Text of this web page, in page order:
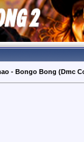
- Bongo Bong (Dmc